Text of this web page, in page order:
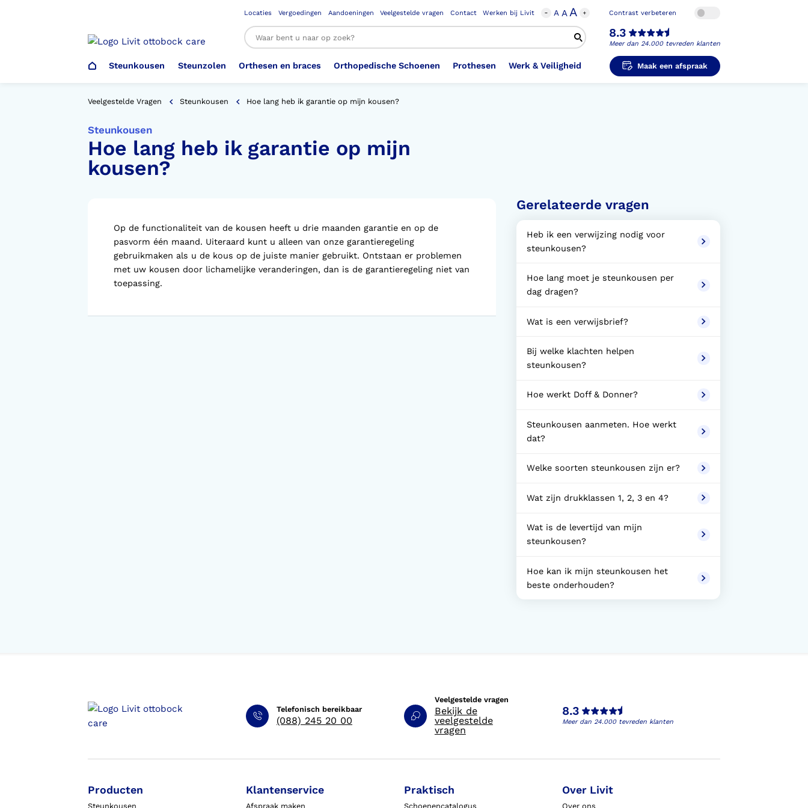
Locaties Vergoedingen Aandoeningen Veelgestelde vragen Contact Werken bij Livit A AA Contrast verbeteren
8.3
Meer dan 24.000 tevreden klanten
Steunkousen
Steunkousen (klasse 1)
Therapeutisch Elastische
Kousen (klasse 2)
Steunzolen
Steunzolen 3D geprinte steunzolen
Orthesen en braces
Arm Elleboog Been Knie
Romp Buik Rug Schouder
Orthopedische Schoenen
Schoenencatalogus Orthopedische Schoenen OSA
Orthopedische Voorziening aan
Confectieschoen (OVAC)
Verbandschoen Werk en Veiligheid
Voorlopige orthopedische
schoenen (VLOS)
Prothesen
Armprothese Bovenbeenprothese
Onderbeenprothese Schouderprothese
Werk & Veiligheid
Veiligheidsschoenen –
Werkgever
Veiligheidsschoenen –
Werknemer
Maak een afspraak
Veelgestelde Vragen Steunkousen Hoe lang heb ik garantie op mijn kousen?
Steunkousen
Hoe lang heb ik garantie op mijn
kousen?
Op de functionaliteit van de kousen heeft u drie maanden garantie en op de
pasvorm één maand. Uiteraard kunt u alleen van onze garantieregeling
gebruikmaken als u de kous op de juiste manier gebruikt. Ontstaan er problemen
met uw kousen door lichamelijke veranderingen, dan is de garantieregeling niet van
toepassing.
Gerelateerde vragen
Heb ik een verwijzing nodig voor
steunkousen?
Hoe lang moet je steunkousen per
dag dragen?
Wat is een verwijsbrief?
Bij welke klachten helpen
steunkousen?
Hoe werkt Doff & Donner?
Steunkousen aanmeten. Hoe werkt
dat?
Welke soorten steunkousen zijn er?
Wat zijn drukklassen 1, 2, 3 en 4?
Wat is de levertijd van mijn
steunkousen?
Hoe kan ik mijn steunkousen het
beste onderhouden?
Telefonisch bereikbaar
(088) 245 20 00
Veelgestelde vragen
Bekijk de
veelgestelde
vragen
8.3
Meer dan 24.000 tevreden klanten
Producten
Steunkousen
Klantenservice
Afspraak maken
Praktisch
Schoenencatalogus
Over Livit
Over ons